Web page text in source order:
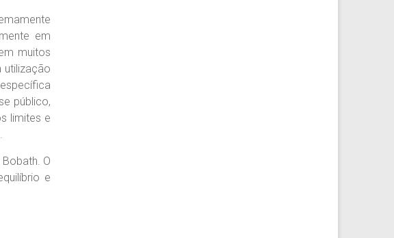
em
muitos
utilização
público,
limites e
O
e